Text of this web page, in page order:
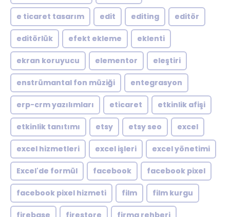
e ticaret tasarım edit editing editör
editörlük efekt ekleme eklenti
ekran koruyucu elementor eleştiri
enstrümantal fon müziği entegrasyon
erp-crm yazılımları eticaret etkinlik afişi
etkinlik tanıtımı etsy etsy seo excel
excel hizmetleri excel işleri excel yönetimi
Excel'de formül facebook facebook pixel
facebook pixel hizmeti film film kurgu
firebase firestore firma rehberi